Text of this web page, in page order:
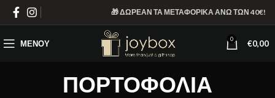
🎁 ΔΩΡΕΑΝ ΤΑ ΜΕΤΑΦΟΡΙΚΑ ΑΝΩ ΤΩΝ 40€!
ΜΕΝΟΎ 0 €0,00
ΠΟΡΤΟΦΟΛΙΑ